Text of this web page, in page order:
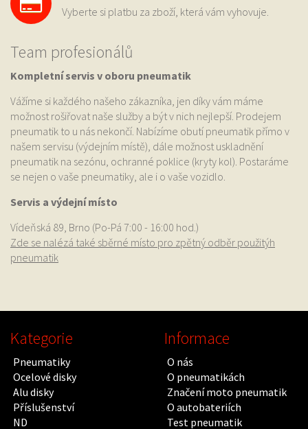
Vyberte si platbu za zboží, která vám vyhovuje.
Team profesionálů
Kompletní servis v oboru pneumatik
Vážíme si každého našeho zákazníka, jen díky vám máme
možnost rošiřovat naše služby a být v nich nejlepší. Prodejem
pneumatik to u nás nekončí. Nabízíme obutí pneumatik přímo v
našem servisu (výdejním místě), dále možnost uskladnění
pneumatik na sezónu, ochranné poklice (kryty kol). Postaráme
se nejen o vaše pneumatiky, ale i o vaše vozidlo.
Servis a výdejní místo
Vídeňská 89, Brno (Po-Pá 7:00 - 16:00 hod.)
Zde se nalézá také sběrné místo pro zpětný odběr použitýh
pneumatik
Kategorie
Pneumatiky
Ocelové disky
Alu disky
Příslušenství
ND
Informace
O nás
O pneumatikách
Značení moto pneumatik
O autobateriích
Test pneumatik